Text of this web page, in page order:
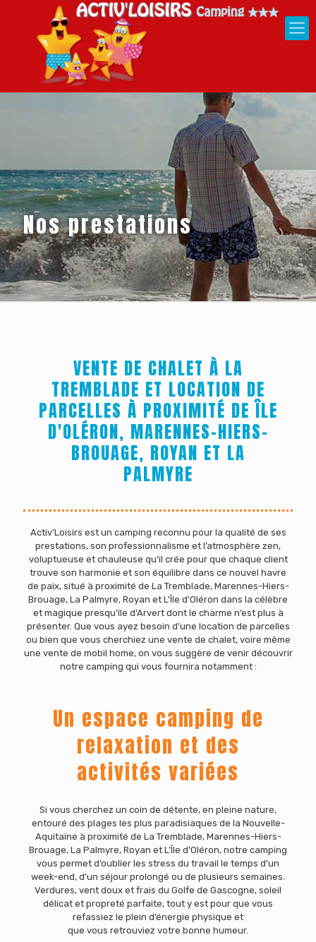
Nos prestations
VENTE DE CHALET À LA
TREMBLADE ET LOCATION DE
PARCELLES À PROXIMITÉ DE ÎLE
D'OLÉRON, MARENNES-HIERS-
BROUAGE, ROYAN ET LA
PALMYRE
Activ’Loisirs est un camping reconnu pour la qualité de ses
prestations, son professionnalisme et l’atmosphère zen,
voluptueuse et chauleuse qu’il crée pour que chaque client
trouve son harmonie et son équilibre dans ce nouvel havre
de paix, situé à proximité de La Tremblade, Marennes-Hiers-
Brouage, La Palmyre, Royan et L'Île d'Oléron dans la célèbre
et magique presqu'île d'Arvert dont le charme n’est plus à
présenter. Que vous ayez besoin d’une location de parcelles
ou bien que vous cherchiez une vente de chalet, voire même
une vente de mobil home, on vous suggère de venir découvrir
notre camping qui vous fournira notamment :
Un espace camping de
relaxation et des
activités variées
Si vous cherchez un coin de détente, en pleine nature,
entouré des plages les plus paradisiaques de la Nouvelle-
Aquitaine à proximité de La Tremblade, Marennes-Hiers-
Brouage, La Palmyre, Royan et L'Île d'Oléron, notre camping
vous permet d’oublier les stress du travail le temps d’un
week-end, d’un séjour prolongé ou de plusieurs semaines.
Verdures, vent doux et frais du Golfe de Gascogne, soleil
délicat et propreté parfaite, tout y est pour que vous
refassiez le plein d’énergie physique et
que vous retrouviez votre bonne humeur.